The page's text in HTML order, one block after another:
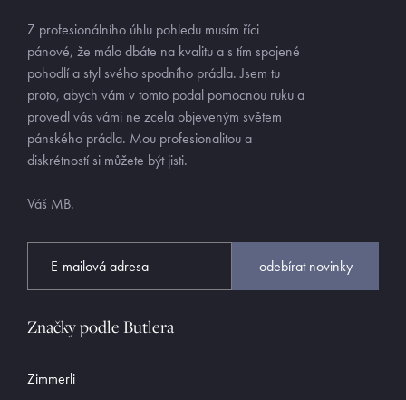
Z profesionálního úhlu pohledu musím říci
pánové, že málo dbáte na kvalitu a s tím spojené
pohodlí a styl svého spodního prádla. Jsem tu
proto, abych vám v tomto podal pomocnou ruku a
provedl vás vámi ne zcela objeveným světem
pánského prádla. Mou profesionalitou a
diskrétností si můžete být jisti.
Váš MB.
odebírat novinky
Značky podle Butlera
Zimmerli